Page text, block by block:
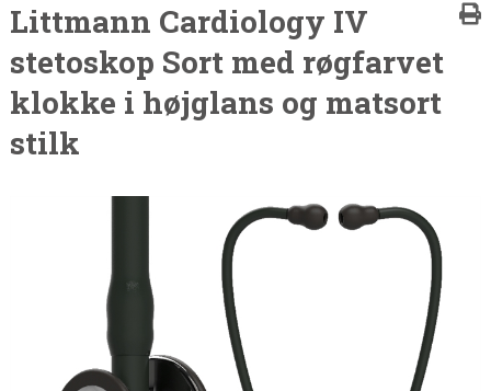
Littmann Cardiology IV
stetoskop Sort med røgfarvet
klokke i højglans og matsort
stilk